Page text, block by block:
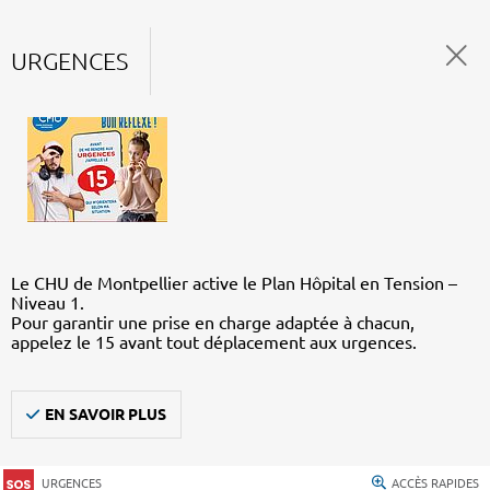
URGENCES
Le CHU de Montpellier active le Plan Hôpital en Tension –
Niveau 1.
Pour garantir une prise en charge adaptée à chacun,
appelez le 15 avant tout déplacement aux urgences.
EN SAVOIR PLUS
URGENCES ACCÈS RAPIDES